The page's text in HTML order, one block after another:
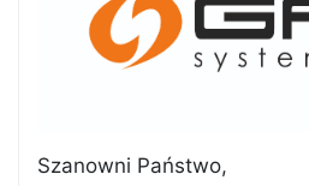
Szanowni Państwo,